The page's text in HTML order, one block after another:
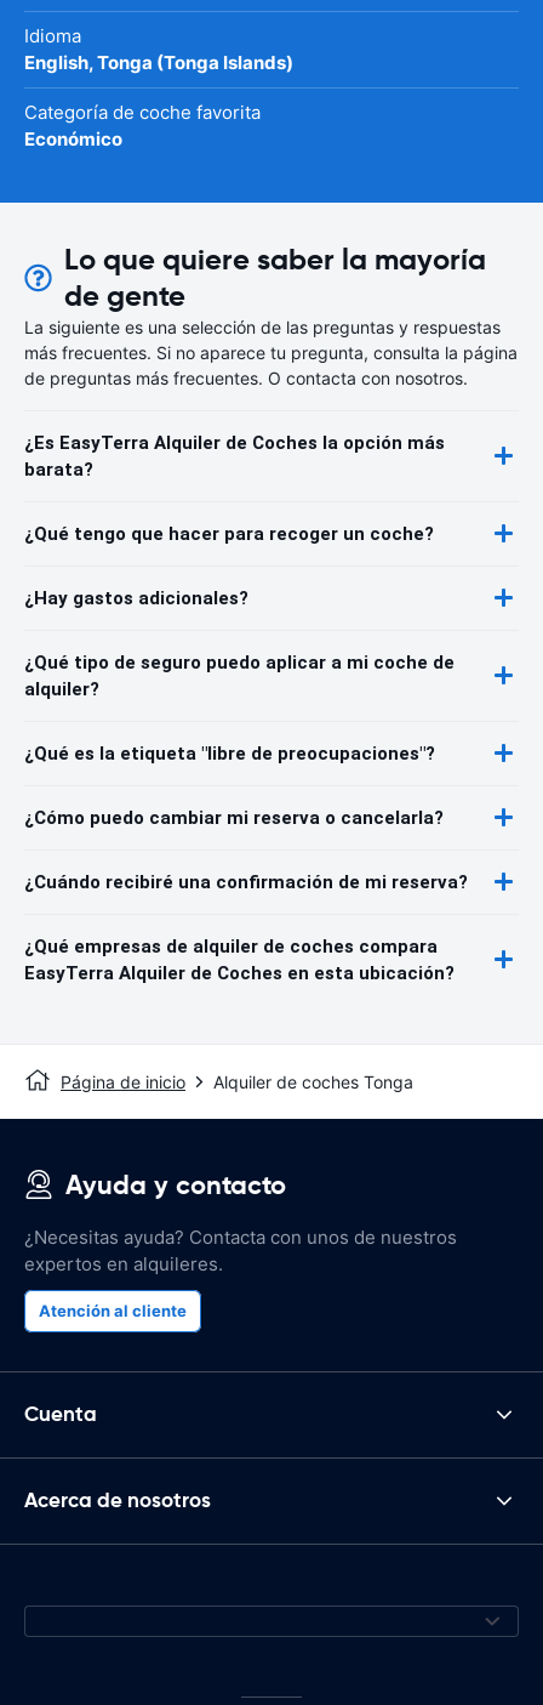
Idioma
English, Tonga (Tonga Islands)
Categoría de coche favorita
Económico
Lo que quiere saber la mayoría
de gente
La siguiente es una selección de las preguntas y respuestas
más frecuentes. Si no aparece tu pregunta, consulta la página
de preguntas más frecuentes. O contacta con nosotros.
¿Es EasyTerra Alquiler de Coches la opción más
barata?
¿Qué tengo que hacer para recoger un coche?
¿Hay gastos adicionales?
¿Qué tipo de seguro puedo aplicar a mi coche de
alquiler?
¿Qué es la etiqueta "libre de preocupaciones"?
¿Cómo puedo cambiar mi reserva o cancelarla?
¿Cuándo recibiré una confirmación de mi reserva?
¿Qué empresas de alquiler de coches compara
EasyTerra Alquiler de Coches en esta ubicación?
Página de inicio Alquiler de coches Tonga
Ayuda y contacto
¿Necesitas ayuda? Contacta con unos de nuestros
expertos en alquileres.
Atención al cliente
Cuenta
Acerca de nosotros